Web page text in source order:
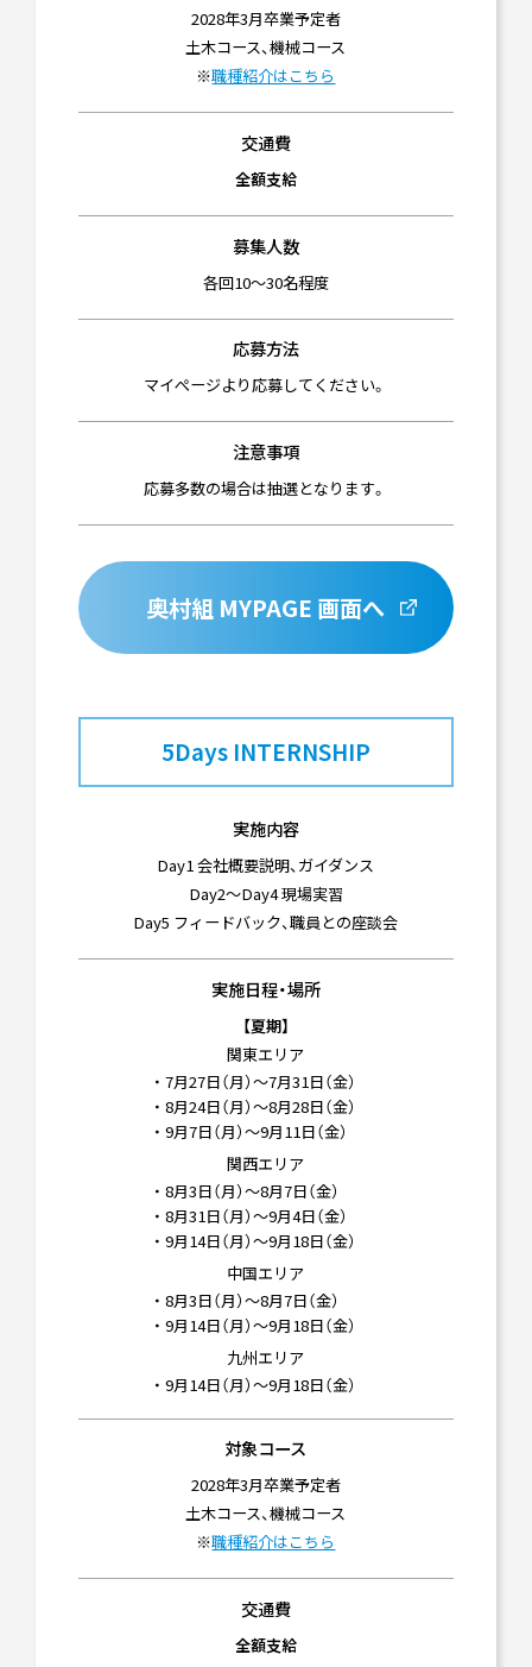
2028年3月卒業予定者
土木コース、機械コース
※職種紹介はこちら
交通費
全額支給
募集人数
各回10～30名程度
応募方法
マイぺージより応募してください。
注意事項
応募多数の場合は抽選となります。
奥村組 MYPAGE 画面へ
5Days INTERNSHIP
実施内容
Day1 会社概要説明、ガイダンス
Day2～Day4 現場実習
Day5 フィードバック、職員との座談会
実施日程・場所
【夏期】
関東エリア
・ 7月27日（月）～7月31日（金）
・ 8月24日（月）～8月28日（金）
・ 9月7日（月）～9月11日（金）
関西エリア
・ 8月3日（月）～8月7日（金）
・ 8月31日（月）～9月4日（金）
・ 9月14日（月）～9月18日（金）
中国エリア
・ 8月3日（月）～8月7日（金）
・ 9月14日（月）～9月18日（金）
九州エリア
・ 9月14日（月）～9月18日（金）
対象コース
2028年3月卒業予定者
土木コース、機械コース
※職種紹介はこちら
交通費
全額支給